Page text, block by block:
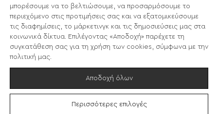
μπορέσουμε να το βελτιώσουμε, να προσαρμόσουμε το
περιεχόμενο στις προτιμήσεις σας και να εξατομικεύσουμε
τις διαφημίσεις, το μάρκετινγκ και τις δημοσιεύσεις μας στα
κοινωνικά δίκτυα. Επιλέγοντας «Αποδοχή» παρέχετε τη
συγκατάθεση σας για τη χρήση των cookies, σύμφωνα με την
πολιτική μας.
Περισσότερες επιλογές
Αποδοχή όλων
Φίλτρα
CLLD/LEADER 2014-2020
LEADER ΣΣ ΚΑΠ 2023-2027
EcoTours
Enterprise Europe Network
ΚΥΕΕΕ